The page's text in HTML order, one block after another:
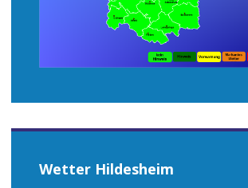
Wetter Hildesheim